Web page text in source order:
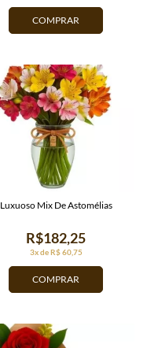
COMPRAR
COMPRAR
3x de R$ 60,75
R$182,25
Luxuoso Mix De Astomélias